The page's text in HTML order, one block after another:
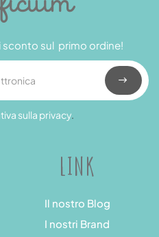
LINK
Il nostro Blog
I nostri Brand
sconto sul primo ordine!
sulla privacy